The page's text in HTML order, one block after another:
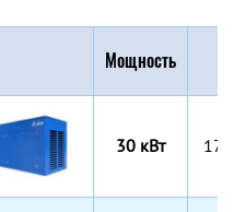
Мощность
30 кВт